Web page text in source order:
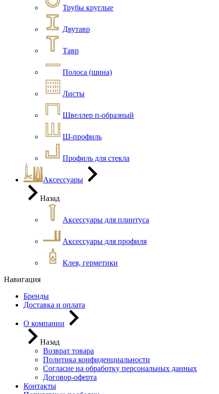
Трубы круглые
Двутавр
Тавр
Полоса (шина)
Листы
Швеллер п-образный
Ш-профиль
Профиль для стекла
Аксессуары
Назад
Аксессуары для плинтуса
Аксессуары для профиля
Клея, герметики
Навигация
Бренды
Доставка и оплата
О компании
Назад
Возврат товара
Политика конфиденциальности
Согласие на обработку персональных данных
Договор-оферта
Контакты